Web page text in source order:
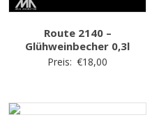
Route 2140 –
Glühweinbecher 0,3l
Preis: €18,00